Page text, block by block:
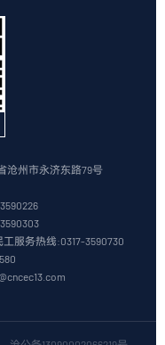
沧州市永济东路79号
服务热线:0317-3590730